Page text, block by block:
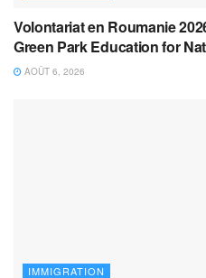
Volontariat en Roumanie
Green Park Education for
AOÛT 6, 2026
IMMIGRATION